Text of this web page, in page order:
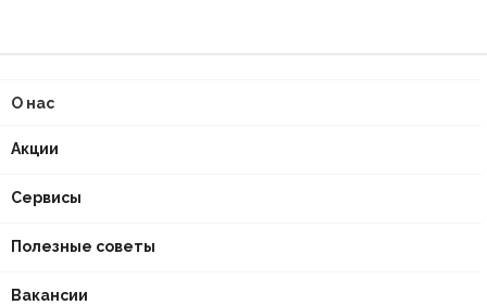
О нас
Акции
Сервисы
Полезные советы
Вакансии